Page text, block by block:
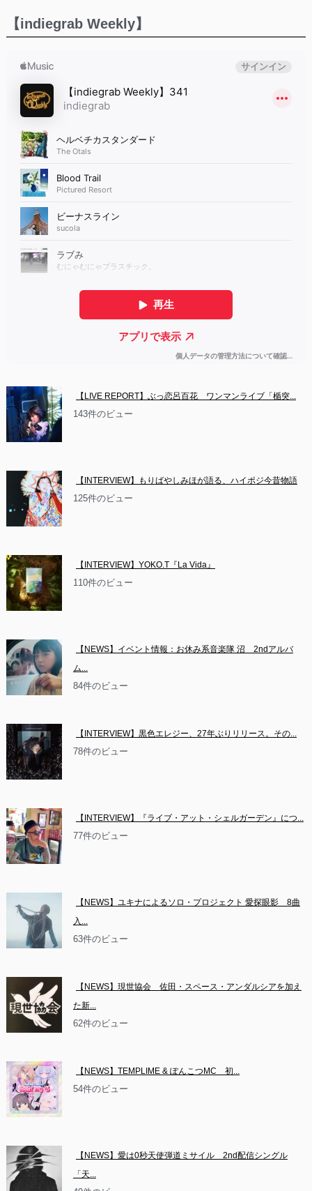
【indiegrab Weekly】
【LIVE REPORT】ぶっ恋呂百花　ワンマンライブ「楯突...
143件のビュー
【INTERVIEW】もりばやしみほが語る、ハイポジ今昔物語
125件のビュー
【INTERVIEW】YOKO.T『La Vida』
110件のビュー
【NEWS】イベント情報：お休み系音楽隊 沼　2ndアルバ
ム...
84件のビュー
【INTERVIEW】黒色エレジー、27年ぶりリリース。その...
78件のビュー
【INTERVIEW】『ライブ・アット・シェルガーデン』につ...
77件のビュー
【NEWS】ユキナによるソロ・プロジェクト 愛探眼影　8曲
入...
63件のビュー
【NEWS】現世協会　佐田・スペース・アンダルシアを加え
た新...
62件のビュー
【NEWS】TEMPLIME & ぽんこつMC　初...
54件のビュー
【NEWS】愛は0秒天使弾道ミサイル　2nd配信シングル
「天...